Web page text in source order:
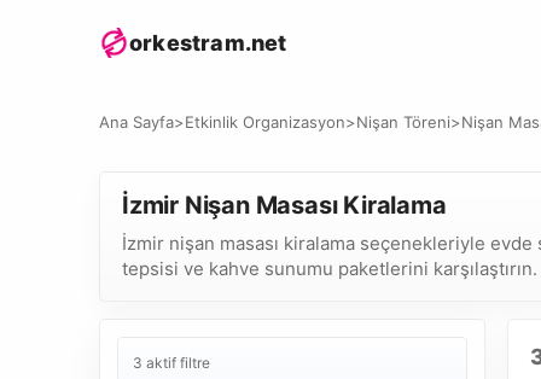
orkestram.net
Ana Sayfa>Etkinlik Organizasyon>Nişan Töreni>Nişan
İzmir Nişan Masası Kiralama
İzmir nişan masası kiralama seçenekleriyle
tepsisi ve kahve sunumu paketlerini karşılaştırın.
3 aktif filtre